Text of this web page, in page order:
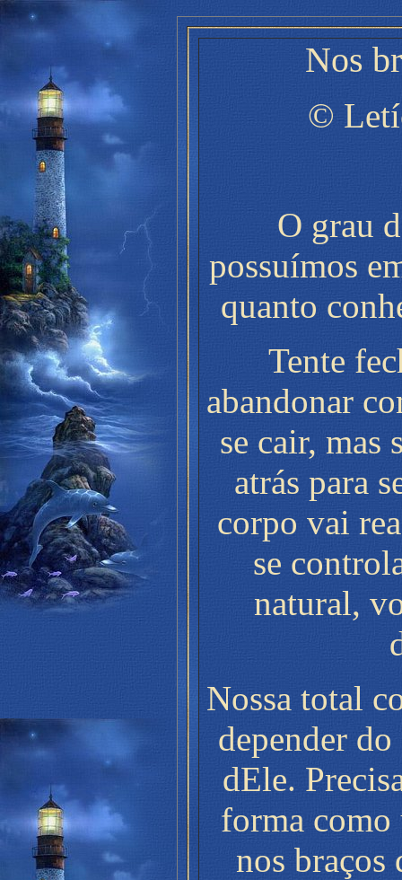
Nos
©
O grau
possuímos
quanto
Tente
abandonar
se cair, mas
atrás para
corpo vai
se
natural,
Nossa total
depender
dEle.
forma como
nos braços